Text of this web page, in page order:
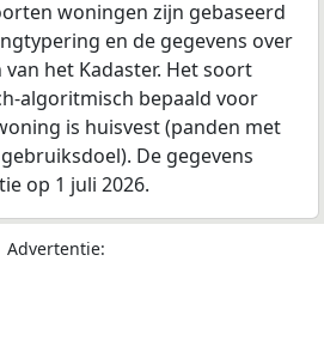
woningen zijn gebaseerd
en de gegevens over
het Kadaster. Het soort
algoritmisch bepaald voor
is huisvest (panden met
De gegevens
op 1 juli 2026.
Advertentie: